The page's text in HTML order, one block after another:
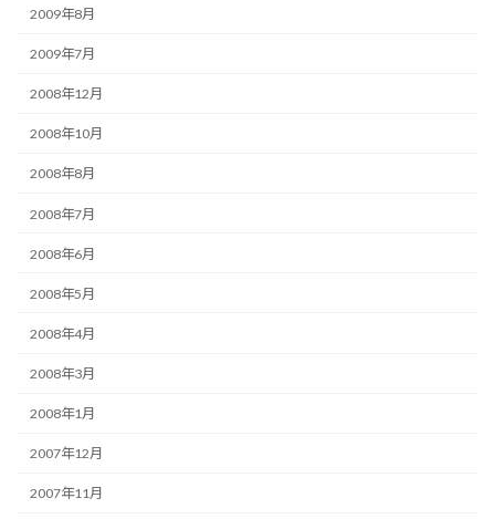
2009年8月
2009年7月
2008年12月
2008年10月
2008年8月
2008年7月
2008年6月
2008年5月
2008年4月
2008年3月
2008年1月
2007年12月
2007年11月